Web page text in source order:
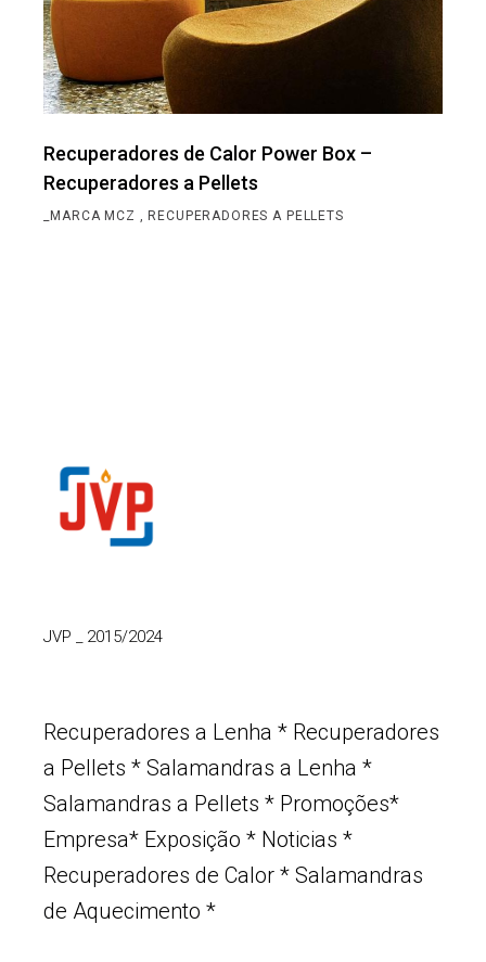
Recuperadores de Calor Power Box –
Recuperadores a Pellets
_MARCA MCZ RECUPERADORES A PELLETS
JVP 2015/2024
Recuperadores a Lenha * Recuperadores
a Pellets *Salamandras a Lenha *
Salamandras a Pellets * Promoções*
Empresa* Exposição* Noticias *
Recuperadores de Calor *Salamandras
de Aquecimento *